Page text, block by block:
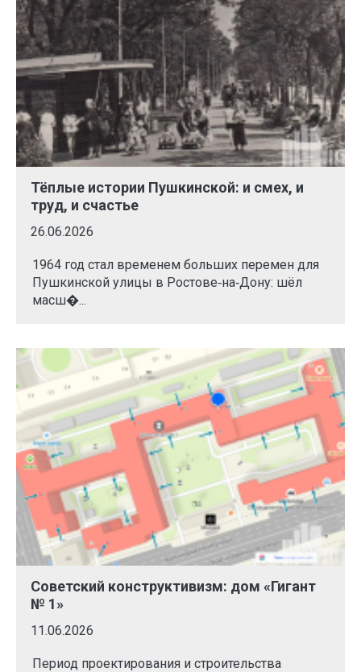
Тёплые истории Пушкинской: и смех, и
труд, и счастье
26.06.2026
1964 год стал временем больших перемен для
Пушкинской улицы в Ростове‑на‑Дону: шёл
масш�...
Советский конструктивизм: дом «Гигант
№ 1»
11.06.2026
Период проектирования и строительства